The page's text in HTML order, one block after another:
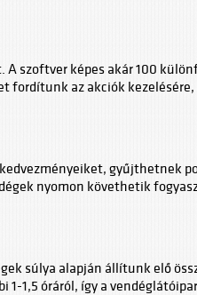
szoftver képes akár 100
az akciók kezelésére,
gyűjthetnek
nyomon követhetik
súlya alapján állítunk elő
1-1,5 óráról, így a